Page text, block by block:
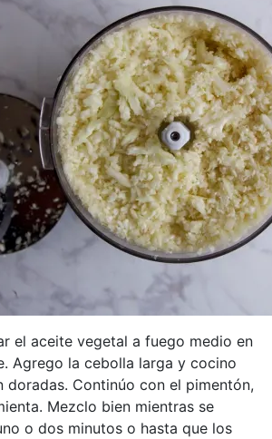
el aceite vegetal a fuego medio en
Agrego la cebolla larga y cocino
doradas. Continúo con el pimentón,
Mezclo bien mientras se
o dos minutos o hasta que los